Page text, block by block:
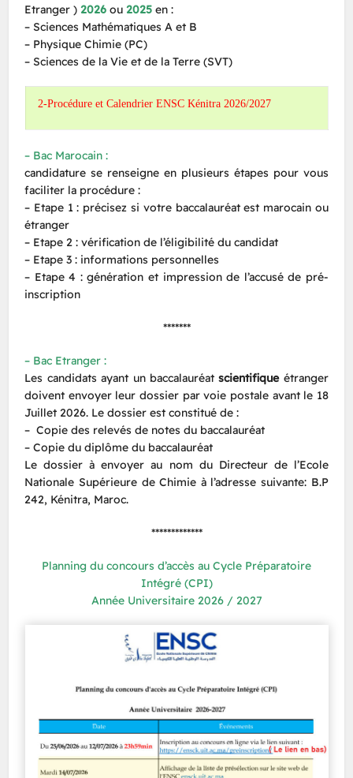
Etranger )2026ou2025en :
– Sciences Mathématiques A et B
– Physique Chimie (PC)
– Sciences de la Vie et de la Terre (SVT)
2-Procédure et Calendrier ENSC Kénitra 2026/2027
– Bac Marocain :
candidature se renseigne en plusieurs étapes pour vous
faciliter la procédure :
– Etape 1 : précisez si votre baccalauréat est marocain ou
étranger
– Etape 2 : vérification de l’éligibilité du candidat
– Etape 3 : informations personnelles
– Etape 4 : génération et impression de l’accusé de pré-
inscription
*******
– Bac Etranger :
Les candidats ayant un baccalauréatscientifiqueétranger
doivent envoyer leur dossier par voie postale avant le 18
Juillet 2026. Le dossier est constitué de :
– Copie des relevés de notes du baccalauréat
– Copie du diplôme du baccalauréat
Le dossier à envoyer au nom du Directeur de l’Ecole
Nationale Supérieure de Chimie à l’adresse suivante: B.P
242, Kénitra, Maroc.
*************
Planning du concours d’accès au Cycle Préparatoire
Intégré (CPI)
Année Universitaire 2026 / 2027